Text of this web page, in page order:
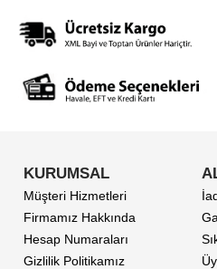
KURUMSAL
Müşteri Hizmetleri
Firmamız Hakkında
Hesap Numaraları
Gizlilik Politikamız